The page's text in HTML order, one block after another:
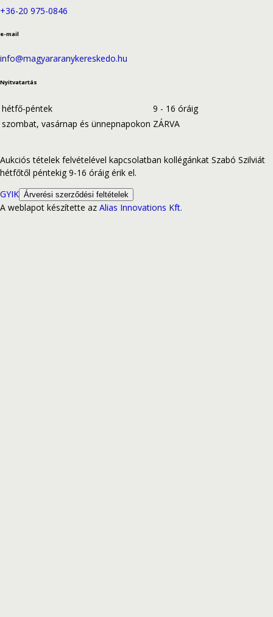
+36-20 975-0846
e-mail
info@magyararanykereskedo.hu
Nyitvatartás
hétfő-péntek
9 - 16 óráig
szombat, vasárnap és ünnepnapokon ZÁRVA
Aukciós tételek felvételével kapcsolatban kollégánkat Szabó Szilviát
hétfőtől péntekig 9-16 óráig érik el.
GYIK Árverési szerződési feltételek
A weblapot készítette az Alias Innovations Kft.